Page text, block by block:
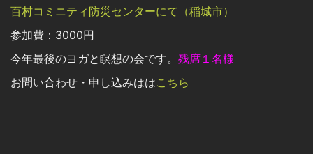
百村コミニティ防災センターにて（稲城市）
参加費：3000円
今年最後のヨガと瞑想の会です。 残席１名様
お問い合わせ・申し込みははこちら